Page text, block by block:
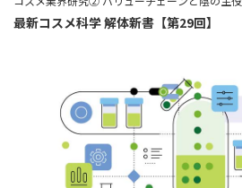
最新コスメ科学 解体新書【第29回】